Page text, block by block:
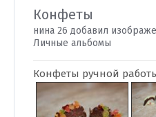
Конфеты
нина 26 добавил
Личные альбомы
Конфеты ручной